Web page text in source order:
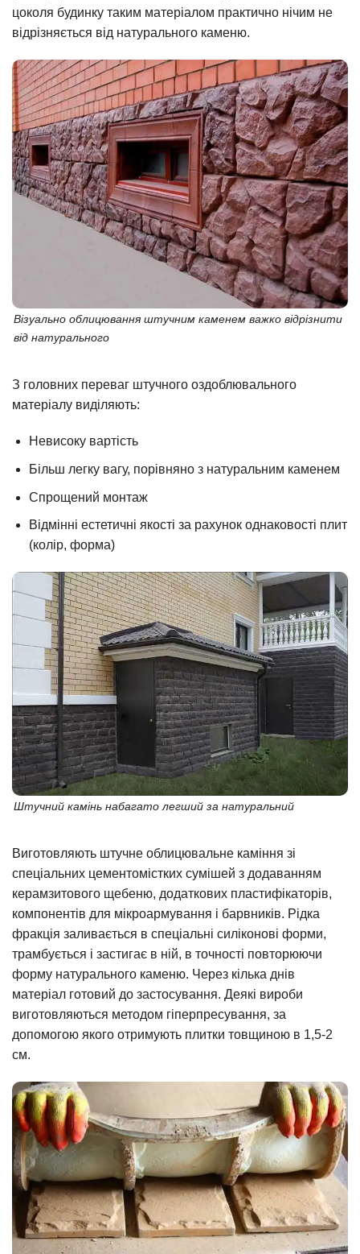
цоколя будинку таким матеріалом практично нічим не
відрізняється від натурального каменю.
Візуально облицювання штучним каменем важко відрізнити
від натурального
З головних переваг штучного оздоблювального
матеріалу виділяють:
Невисоку вартість
Більш легку вагу, порівняно з натуральним каменем
Спрощений монтаж
Відмінні естетичні якості за рахунок однаковості плит
(колір, форма)
Штучний камінь набагато легший за натуральний
Виготовляють штучне облицювальне каміння зі
спеціальних цементомістких сумішей з додаванням
керамзитового щебеню, додаткових пластифікаторів,
компонентів для мікроармування і барвників. Рідка
фракція заливається в спеціальні силіконові форми,
трамбується і застигає в ній, в точності повторюючи
форму натурального каменю. Через кілька днів
матеріал готовий до застосування. Деякі вироби
виготовляються методом гіперпресування, за
допомогою якого отримують плитки товщиною в 1,5-2
см.